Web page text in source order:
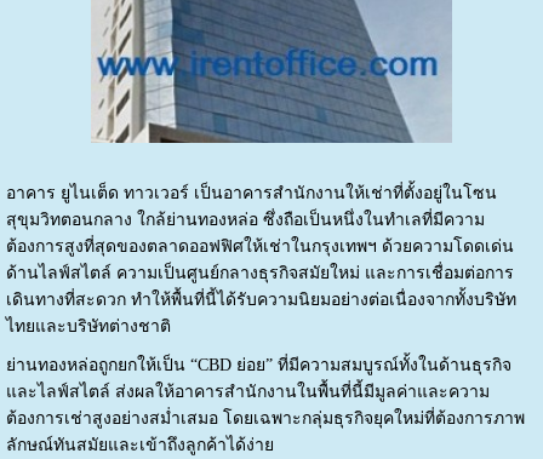
อาคาร ยูไนเต็ด ทาวเวอร์ เป็นอาคารสำนักงานให้เช่าที่ตั้งอยู่ในโซน
สุขุมวิทตอนกลาง ใกล้ย่านทองหล่อ ซึ่งถือเป็นหนึ่งในทำเลที่มีความ
ต้องการสูงที่สุดของตลาดออฟฟิศให้เช่าในกรุงเทพฯ ด้วยความโดดเด่น
ด้านไลฟ์สไตล์ ความเป็นศูนย์กลางธุรกิจสมัยใหม่ และการเชื่อมต่อการ
เดินทางที่สะดวก ทำให้พื้นที่นี้ได้รับความนิยมอย่างต่อเนื่องจากทั้งบริษัท
ไทยและบริษัทต่างชาติ
ย่านทองหล่อถูกยกให้เป็น “CBD ย่อย” ที่มีความสมบูรณ์ทั้งในด้านธุรกิจ
และไลฟ์สไตล์ ส่งผลให้อาคารสำนักงานในพื้นที่นี้มีมูลค่าและความ
ต้องการเช่าสูงอย่างสม่ำเสมอ โดยเฉพาะกลุ่มธุรกิจยุคใหม่ที่ต้องการภาพ
ลักษณ์ทันสมัยและเข้าถึงลูกค้าได้ง่าย